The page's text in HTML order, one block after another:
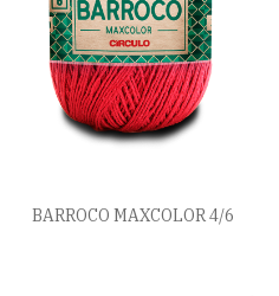
BARROCO MAXCOLOR 4/6